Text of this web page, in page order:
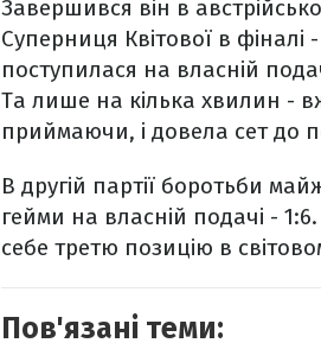
Завершився він в
Суперниця Квітової в
поступилася на власній
Та лише на кілька хвилин -
приймаючи, і довела сет до
В другій партії боротьби
гейми на власній подачі -
себе третю позицію в
Пов'язані теми: